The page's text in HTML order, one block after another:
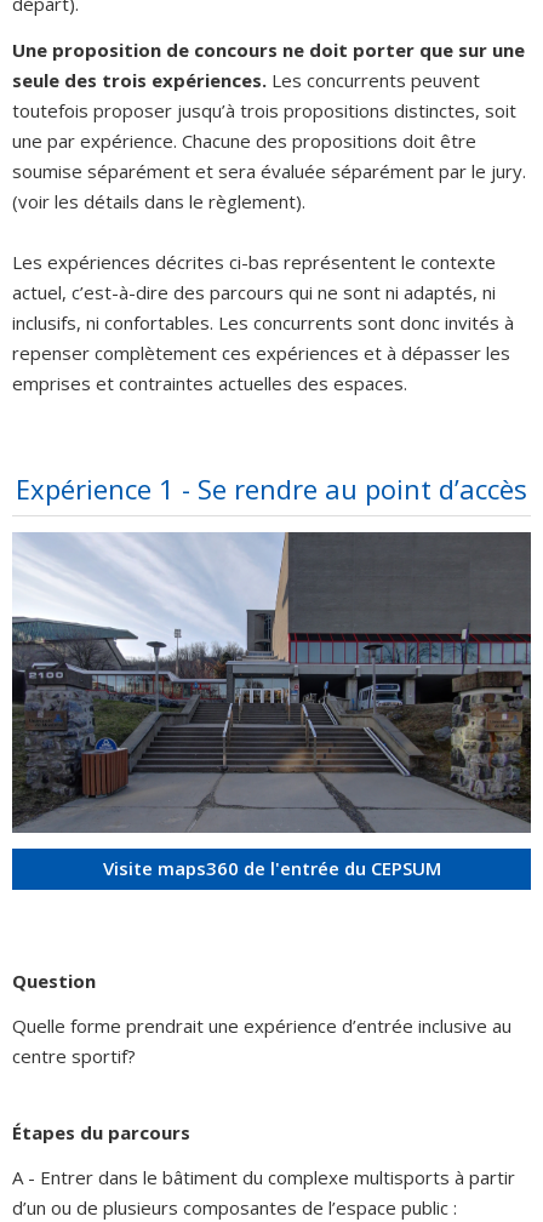
Une proposition de concours ne doit porter que sur une
seule des trois expériences. Les concurrents peuvent
toutefois proposer jusqu’à trois propositions distinctes, soit
une par expérience. Chacune des propositions doit être
soumise séparément et sera évaluée séparément par le jury.
(voir les détails dans le règlement).
Les expériences décrites ci-bas représentent le contexte
actuel, c’est-à-dire des parcours qui ne sont ni adaptés, ni
inclusifs, ni confortables. Les concurrents sont donc invités à
repenser complètement ces expériences et à dépasser les
emprises et contraintes actuelles des espaces.
Expérience 1 - Se rendre au point d’accès
Visite maps360 de l'entrée du CEPSUM
Question
Quelle forme prendrait une expérience d’entrée inclusive au
centre sportif?
Étapes du parcours
A - Entrer dans le bâtiment du complexe multisports à partir
d’un ou de plusieurs composantes de l’espace public :